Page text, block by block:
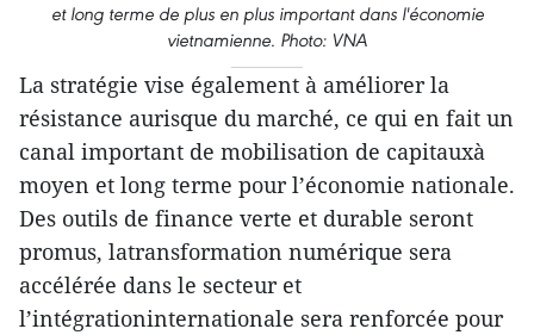
et long terme de plus en plus important dans l'économie
vietnamienne. Photo: VNA
La stratégie vise également à améliorer la
résistance aurisque du marché, ce qui en fait un
canal important de mobilisation de capitauxà
moyen et long terme pour l’économie nationale.
Des outils de finance verte et durable seront
promus, latransformation numérique sera
accélérée dans le secteur et
l’intégrationinternationale sera renforcée pour